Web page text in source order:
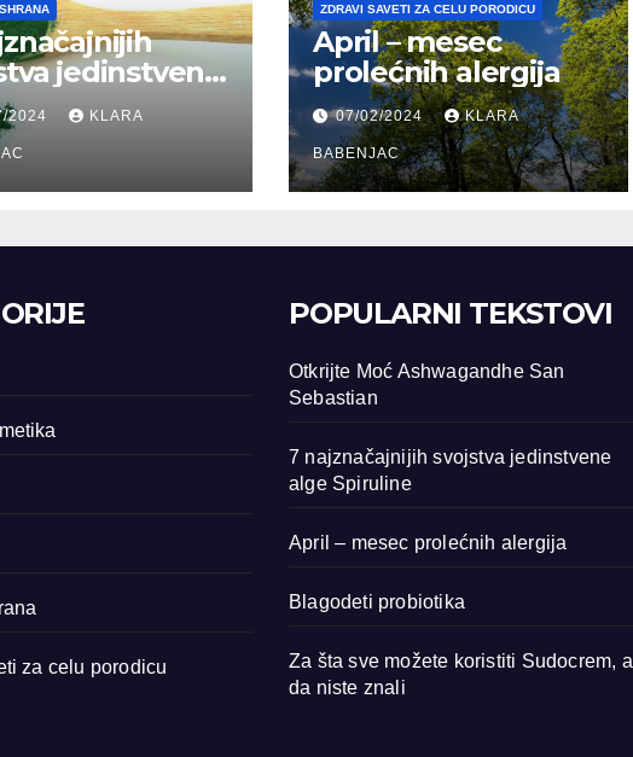
jedinstvene
2024 KLARA
ZDRAVI SAVETI ZA CELU PORODICU
April – mesec
prolećnih alergija
07/02/2024 KLARA
BABENJAC
za celu porodicu
POPULARNI TEKSTOVI
Otkrijte Moć Ashwagandhe San
Sebastian
7 najznačajnijih svojstva jedinstvene
alge Spiruline
April – mesec prolećnih alergija
Blagodeti probiotika
Za šta sve možete koristiti Sudocrem, a
da niste znali